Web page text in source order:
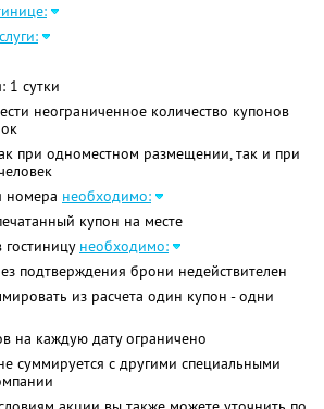
1 сутки
неограниченное количество купонов
при одноместном размещении, так и при
номера необходимо:
купон на месте
гостиницу необходимо:
подтверждения брони недействителен
из расчета один купон - одни
на каждую дату ограничено
суммируется с другими специальными